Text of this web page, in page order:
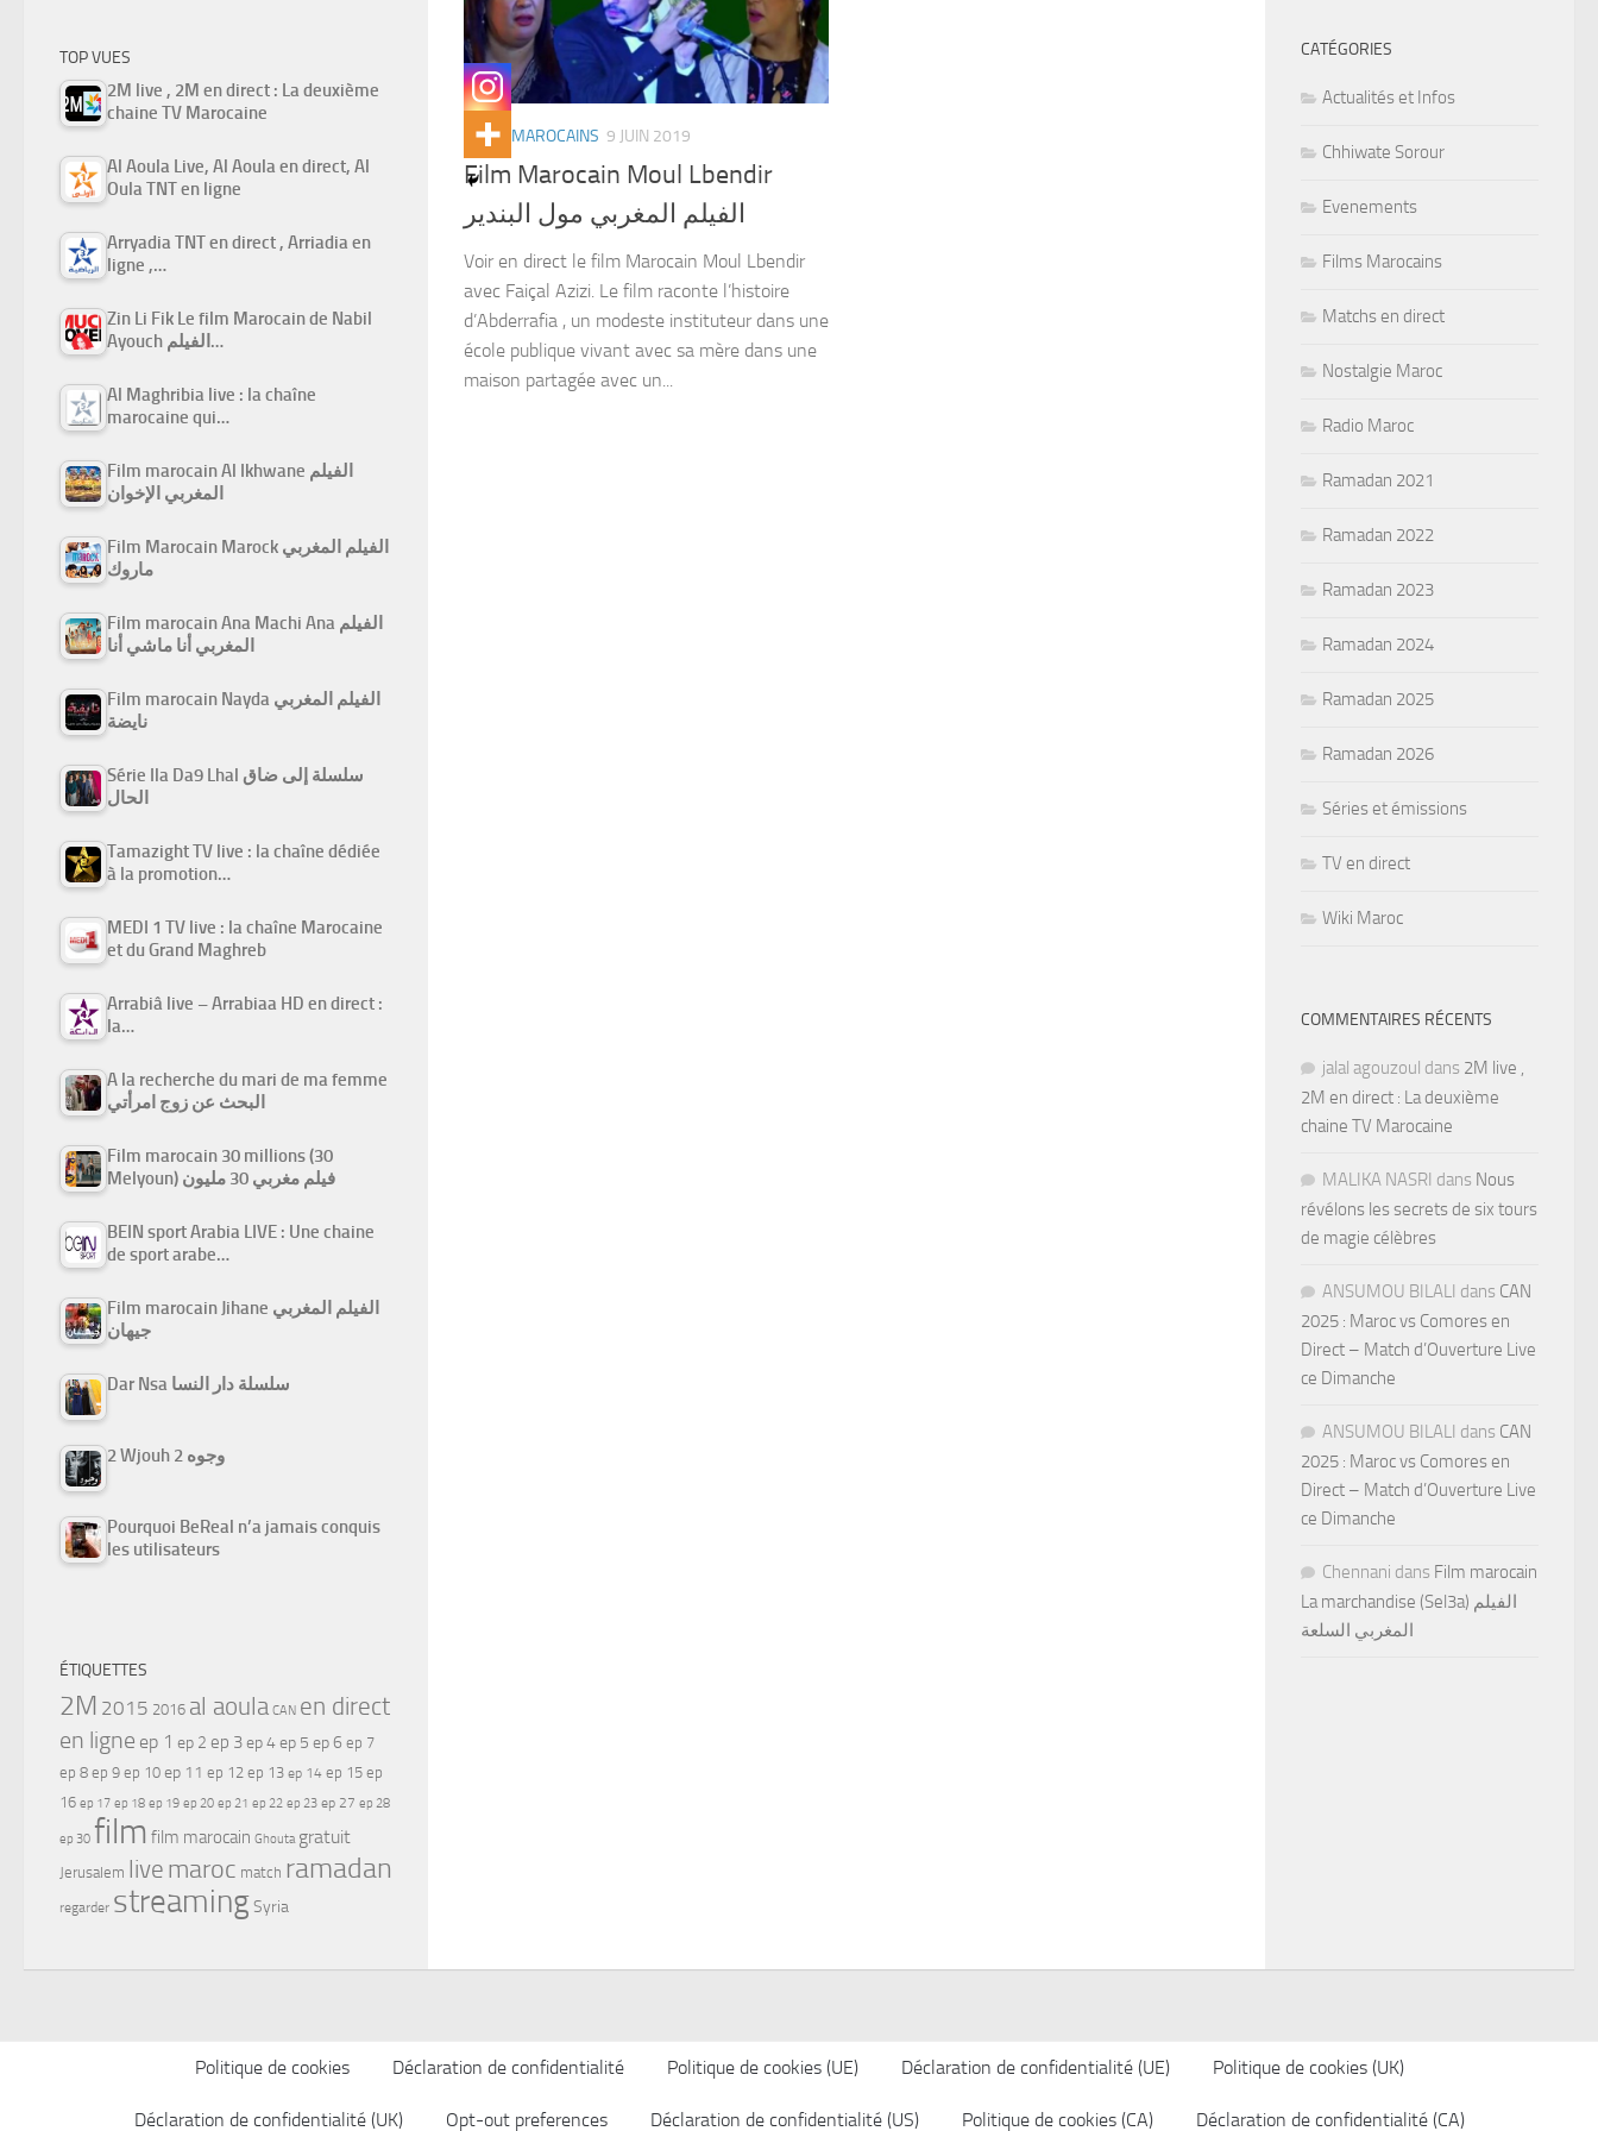
FILMS MAROCAINS 9 JUIN 2019
Film Marocain Moul Lbendir
الفيلم المغربي مول البندير
Voir en direct le film Marocain Moul Lbendir
avec Faiçal Azizi. Le film raconte l’histoire
d’Abderrafia , un modeste instituteur dans une
école publique vivant avec sa mère dans une
maison partagée avec un...
TOP VUES
2M live , 2M en direct : La deuxième
chaine TV Marocaine
Al Aoula Live, Al Aoula en direct, Al
Oula TNT en ligne
Arryadia TNT en direct , Arriadia en
ligne ,…
Zin Li Fik Le film Marocain de Nabil
Ayouch الفيلم…
Al Maghribia live : la chaîne
marocaine qui…
Film marocain Al Ikhwane الفيلم
المغربي الإخوان
Film Marocain Marock الفيلم المغربي
ماروك
Film marocain Ana Machi Ana الفيلم
المغربي أنا ماشي أنا
Film marocain Nayda الفيلم المغربي
نايضة
Série Ila Da9 Lhal سلسلة إلى ضاق
الحال
Tamazight TV live : la chaîne dédiée
à la promotion…
MEDI 1 TV live : la chaîne Marocaine
et du Grand Maghreb
Arrabiâ live – Arrabiaa HD en direct :
la…
A la recherche du mari de ma femme
البحث عن زوج امرأتي
Film marocain 30 millions (30
Melyoun) فيلم مغربي 30 مليون
BEIN sport Arabia LIVE : Une chaine
de sport arabe…
Film marocain Jihane الفيلم المغربي
جيهان
Dar Nsa سلسلة دار النسا
2 Wjouh 2 وجوه
Pourquoi BeReal n’a jamais conquis
les utilisateurs
ÉTIQUETTES
2M 2015 2016 al aoula CAN en direct
en ligne ep 1 ep 2 ep 3ep 4ep 5 ep 6 ep 7
ep 8 ep 9 ep 10 ep 11 ep 12 ep 13 ep 14 ep 15 ep
16 ep 17 ep 18 ep 19 ep 20 ep 21 ep 22 ep 23 ep 27 ep 28
ep 30 film film marocain Ghouta gratuit
Jerusalem live maroc match ramadan
regarder streamingSyria
CATÉGORIES
Actualités et Infos
Chhiwate Sorour
Evenements
Films Marocains
Matchs en direct
Nostalgie Maroc
Radio Maroc
Ramadan 2021
Ramadan 2022
Ramadan 2023
Ramadan 2024
Ramadan 2025
Ramadan 2026
Séries et émissions
TV en direct
Wiki Maroc
COMMENTAIRES RÉCENTS
jalal agouzoul dans 2M live ,
2M en direct : La deuxième
chaine TV Marocaine
MALIKA NASRI dans Nous
révélons les secrets de six tours
de magie célèbres
ANSUMOU BILALI dans CAN
2025 : Maroc vs Comores en
Direct – Match d’Ouverture Live
ce Dimanche
ANSUMOU BILALI dans CAN
2025 : Maroc vs Comores en
Direct – Match d’Ouverture Live
ce Dimanche
Chennani dans Film marocain
La marchandise (Sel3a) الفيلم
المغربي السلعة
Politique de cookies Déclaration de confidentialité Politique de cookies (UE) Déclaration de confidentialité (UE) Politique de cookies (UK)
Déclaration de confidentialité (UK) Opt-out preferences Déclaration de confidentialité (US) Politique de cookies (CA) Déclaration de confidentialité (CA)